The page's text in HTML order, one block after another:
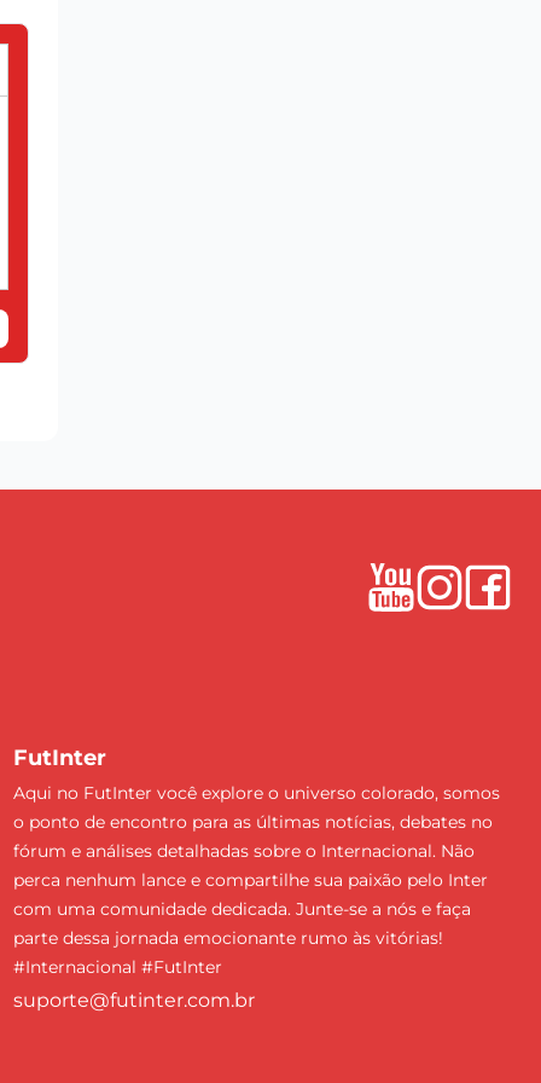
FutInter
Aqui no FutInter você explore o universo colorado, somos
o ponto de encontro para as últimas notícias, debates no
fórum e análises detalhadas sobre o Internacional. Não
perca nenhum lance e compartilhe sua paixão pelo Inter
com uma comunidade dedicada. Junte-se a nós e faça
parte dessa jornada emocionante rumo às vitórias!
#Internacional #FutInter
suporte@futinter.com.br